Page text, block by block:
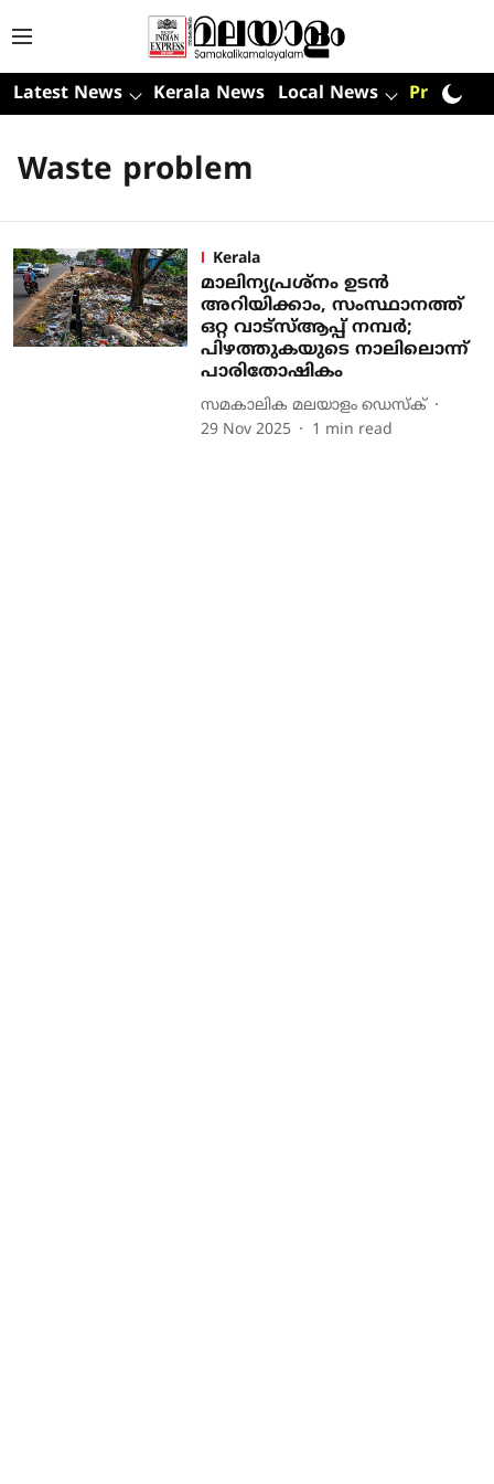
Latest News Kerala News Local News Premium
Waste problem
Kerala
മാലിന്യപ്രശ്‌നം ഉടന്‍
അറിയിക്കാം, സംസ്ഥാനത്ത്
ഒറ്റ വാട്‌സ്ആപ്പ് നമ്പര്‍;
പിഴത്തുകയുടെ നാലിലൊന്ന്
പാരിതോഷികം
സമകാലിക മലയാളം ഡെസ്ക്
29 Nov 2025
1 min read